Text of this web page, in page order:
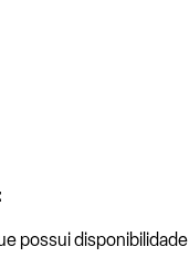
possui disponibilidade